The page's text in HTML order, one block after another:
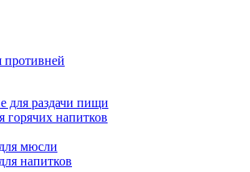
для раздачи пищи
горячих напитков
мюсли
напитков